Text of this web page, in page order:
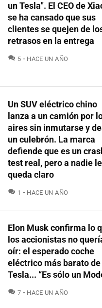
un Tesla". El CEO de
se ha cansado que sus
clientes se quejen de
retrasos en la entrega
5 COMENTARIOS
HACE UN AÑO
Un SUV eléctrico chino
lanza a un camión por
aires sin inmutarse y
un culebrón. La marca
defiende que es un
test real, pero a nadie le
queda claro
1 COMENTARIOS
HACE UN AÑO
Elon Musk confirma lo
los accionistas no
oír: el esperado coche
eléctrico más barato de
Tesla... “Es sólo un
7 COMENTARIOS
HACE UN AÑO